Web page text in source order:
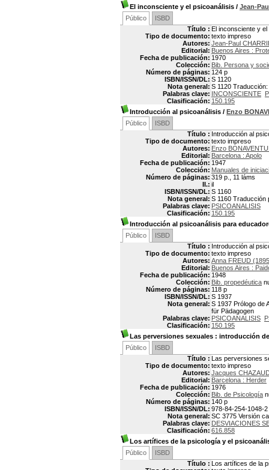
El inconsciente y el psicoanálisis / Jean-
Público
ISBD
Título : El inconsciente y
Tipo de documento: texto impreso
Autores: Jean-Paul
Editorial: Buenos Aires :
Fecha de publicación: 1970
Colección: Bib. Persona y
Número de páginas: 124 p
ISBN/ISSN/DL: S 1120
Nota general: S 1120
Palabras clave: INCONSCIENTE
Clasificación: 150.195
Introducción al psicoanálisis / Enzo
Público
ISBD
Título : Introducción al
Tipo de documento: texto impreso
Autores: Enzo
Editorial: Barcelona : Apolo
Fecha de publicación: 1947
Colección: Manuales de
Número de páginas: 319 p., 11 láms
Il.: il
ISBN/ISSN/DL: S 1160
Nota general: S 1160 Traducción
Palabras clave: PSICOANALISIS
Clasificación: 150.195
Introducción al psicoanálisis para
Público
ISBD
Título : Introducción al
Tipo de documento: texto impreso
Autores: Anna FREUD
Editorial: Buenos Aires :
Fecha de publicación: 1948
Colección: Bib. propedéutica
Número de páginas: 118 p
ISBN/ISSN/DL: S 1937
Nota general: S 1937 Prólogo de
für Pädagogen
Palabras clave: PSICOANALISIS
Clasificación: 150.195
Las perversiones sexuales : introducción
Público
ISBD
Título : Las perversiones
Tipo de documento: texto impreso
Autores: Jacques
Editorial: Barcelona : Herder
Fecha de publicación: 1976
Colección: Bib. de Psicología
Número de páginas: 140 p
ISBN/ISSN/DL: 978-84-254-1048-2
Nota general: SC 3775 Versión
Palabras clave: DESVIACIONES
Clasificación: 616.858
Los artífices de la psicología y el
Público
ISBD
Título : Los artífices de la